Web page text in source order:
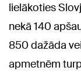
lielākoties
nekā 140
850 dažāda
apmetnēm